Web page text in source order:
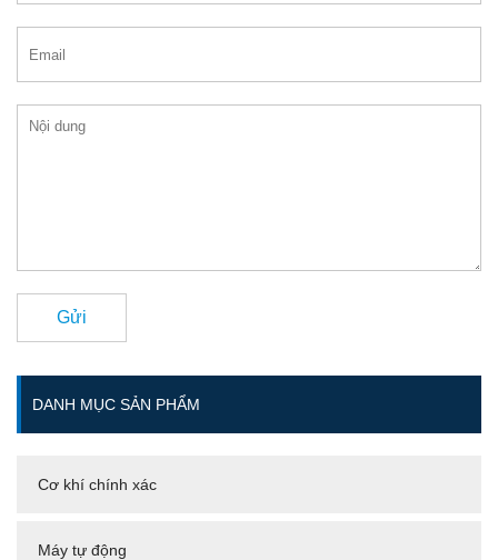
Gửi
DANH MỤC SẢN PHẨM
Cơ khí chính xác
Máy tự động